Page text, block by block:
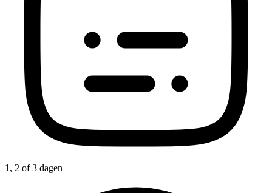
1, 2 of 3 dagen